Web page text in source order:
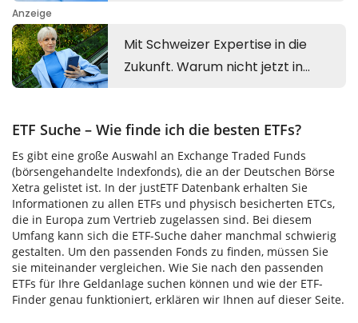
ETF Suche – Wie finde ich die besten ETFs?
Es gibt eine große Auswahl an Exchange Traded Funds
(börsengehandelte Indexfonds), die an der Deutschen Börse
Xetra gelistet ist. In der justETF Datenbank erhalten Sie
Informationen zu allen ETFs und physisch besicherten ETCs,
die in Europa zum Vertrieb zugelassen sind. Bei diesem
Umfang kann sich die ETF-Suche daher manchmal schwierig
gestalten. Um den passenden Fonds zu finden, müssen Sie
sie miteinander vergleichen. Wie Sie nach den passenden
ETFs für Ihre Geldanlage suchen können und wie der ETF-
Finder genau funktioniert, erklären wir Ihnen auf dieser Seite.